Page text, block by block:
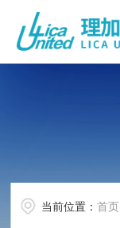
当前位置：首页